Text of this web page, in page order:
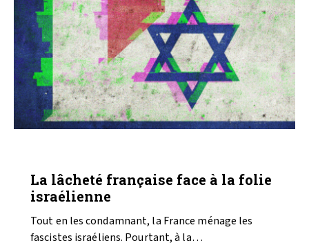
La lâcheté française face à la folie
israélienne
Tout en les condamnant, la France ménage les
fascistes israéliens. Pourtant, à la…